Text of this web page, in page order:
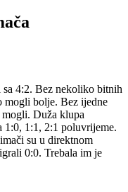
sa 4:2. Bez nekoliko bitnih
mogli bolje. Bez ijedne
Duža klupa
1:0, 1:1, 2:1 poluvrijeme.
su u direktnom
0:0. Trebala im je